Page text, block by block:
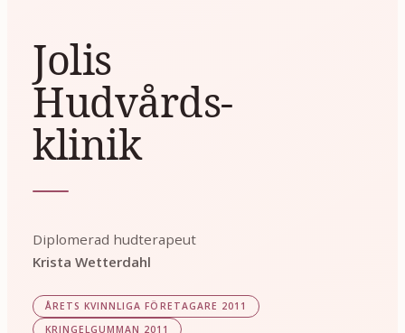
Jolis
Hudvårds-
klinik
Diplomerad hudterapeut
Krista Wetterdahl
ÅRETS KVINNLIGA FÖRETAGARE 2011
KRINGELGUMMAN 2011